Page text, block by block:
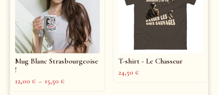
Mug Blanc Strasbourgeoise
!
12,00 € – 15,50 €
T-shirt - Le Chasseur
24,50 €